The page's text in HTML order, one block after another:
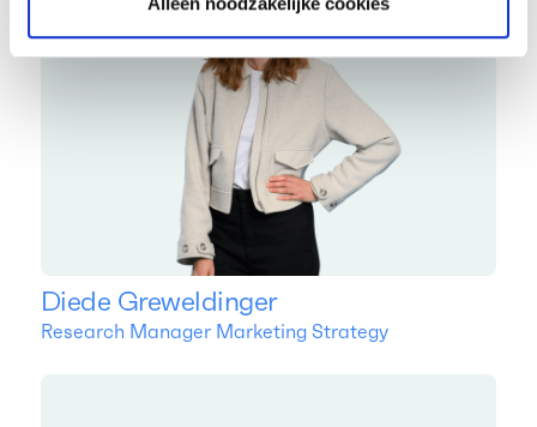
Diede Greweldinger
Research Manager Marketing Strategy